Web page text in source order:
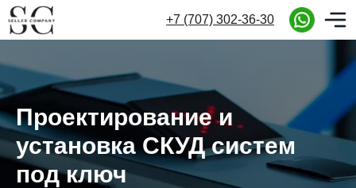
+7 (707) 302-36-30
+7 (707) 302-36-30
Проектирование и
установка СКУД систем
под ключ